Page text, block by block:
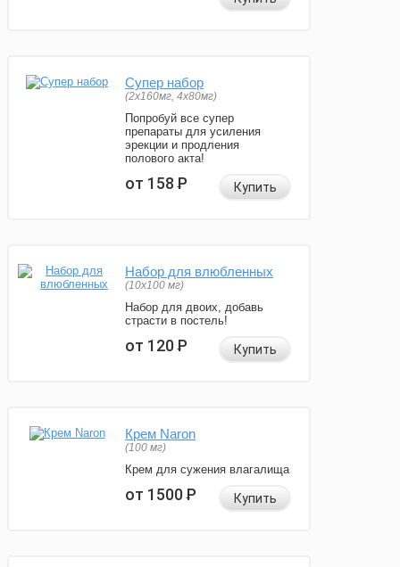
Супер набор
(2х160мг, 4х80мг)
Попробуй все супер
препараты для усиления
эрекции и продления
полового акта!
от 158Р Купить
Набор для влюбленных
(10х100 мг)
Набор для двоих, добавь
страсти в постель!
от 120Р Купить
Крем Naron
(100 мг)
Крем для сужения влагалища
от 1500Р Купить